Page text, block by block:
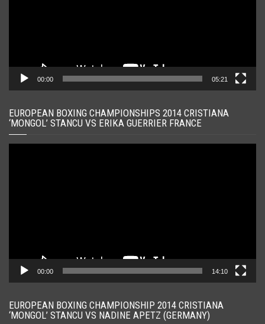
00:00 05:21
EUROPEAN BOXING CHAMPIONSHIPS 2014 CRISTIANA
‘MONGOL’ STANCU VS ERIKA GUERRIER FRANCE
00:00 14:10
EUROPEAN BOXING CHAMPIONSHIP 2014 CRISTIANA
‘MONGOL’ STANCU VS NADINE APETZ (GERMANY)